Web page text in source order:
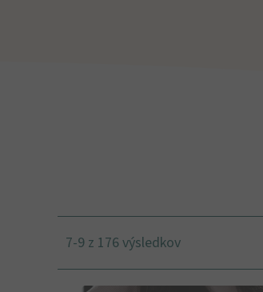
7-9 z 176 výsledkov